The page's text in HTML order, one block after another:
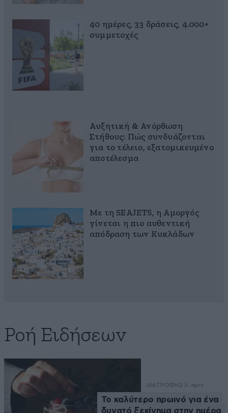
40 ημέρες, 33 δράσεις, 4.000+
συμμετοχές
Αυξητική & Ανόρθωση
Στήθους: Πώς συνδυάζονται
για το τέλειο, εξατομικευμένο
αποτέλεσμα
Με τη SEAJETS, η Αμοργός
γίνεται η πιο αυθεντική
απόδραση των Κυκλάδων
Ροή Ειδήσεων
ΔΙΑΤΡΟΦΗ2 λ. πριν
Το καλύτερο πρωινό για ένα
δυνατό ξεκίνημα στην ημέρα